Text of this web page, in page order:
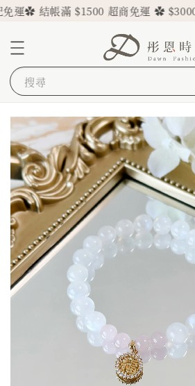
✿ 結帳滿 $1500 超商免運 ✿ $3000
搜尋